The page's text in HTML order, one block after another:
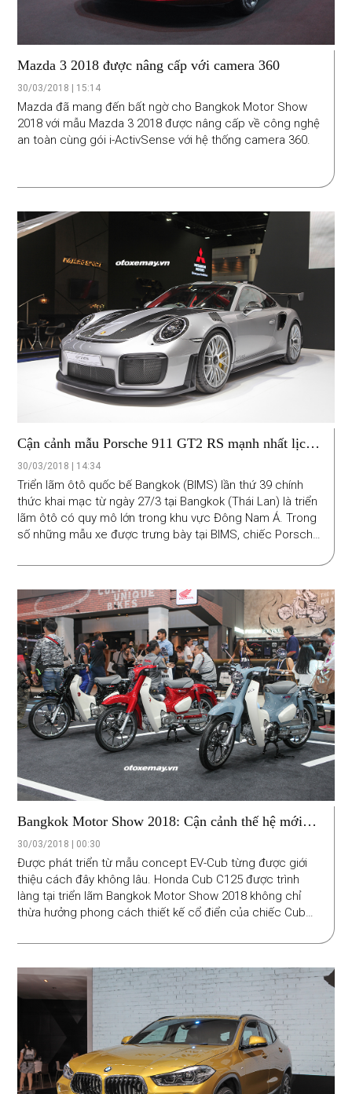
Mazda 3 2018 được nâng cấp với camera 360
30/03/2018 | 15:14
Mazda đã mang đến bất ngờ cho Bangkok Motor Show
2018 với mẫu Mazda 3 2018 được nâng cấp về công nghệ
an toàn cùng gói i-ActivSense với hệ thống camera 360.
Cận cảnh mẫu Porsche 911 GT2 RS mạnh nhất lịch
sử
30/03/2018 | 14:34
Triển lãm ôtô quốc bế Bangkok (BIMS) lần thứ 39 chính
thức khai mạc từ ngày 27/3 tại Bangkok (Thái Lan) là triển
lãm ôtô có quy mô lớn trong khu vực Đông Nam Á. Trong
số những mẫu xe được trưng bày tại BIMS, chiếc Porsche
người xem.
Bangkok Motor Show 2018: Cận cảnh thế hệ mới
của "huyền thoại" Honda Super Cub
30/03/2018 | 00:30
Được phát triển từ mẫu concept EV-Cub từng được giới
thiệu cách đây không lâu. Honda Cub C125 được trình
làng tại triển lãm Bangkok Motor Show 2018 không chỉ
thừa hưởng phong cách thiết kế cổ điển của chiếc Cub
hàng loạt công nghệ hiện đại.